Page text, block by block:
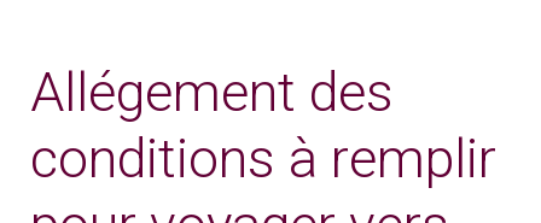
Allégement des
conditions à remplir